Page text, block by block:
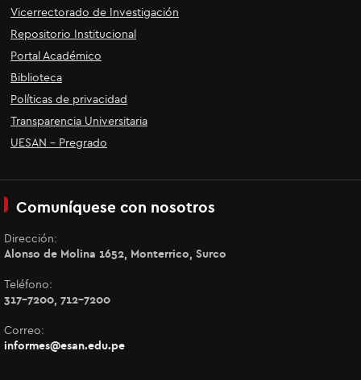
Vicerrectorado de Investigación
Repositorio Institucional
Portal Académico
Biblioteca
Políticas de privacidad
Transparencia Universitaria
UESAN - Pregrado
Comuníquese con nosotros
Dirección:
Alonso de Molina 1652, Monterrico, Surco
Teléfono:
317-7200, 712-7200
Correo:
informes@esan.edu.pe